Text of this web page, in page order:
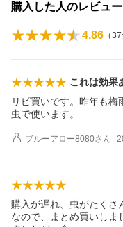
購入した人のレビュー
4.86 （37
これは効果
リピ買いです。昨年も
虫で使います。
ブルーアロー8080さん
購入が遅れ、虫がたくさ
なので、まとめ買いしま